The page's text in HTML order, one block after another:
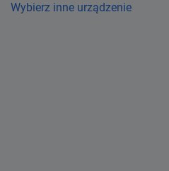
Wybierz inne urządzenie